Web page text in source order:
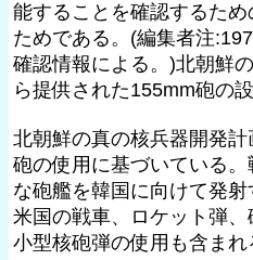
能することを確認するた
ためである。(編集者注
確認情報による。)北朝鮮
ら提供された155mm砲の
北朝鮮の真の核兵器開発
砲の使用に基づいている
な砲艦を韓国に向けて発
米国の戦車、ロケット弾
小型核砲弾の使用も含まれ